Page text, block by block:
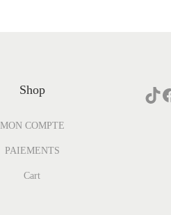
Shop
MON COMPTE
PAIEMENTS
Cart